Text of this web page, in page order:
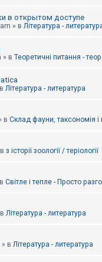
в открытом доступе
» в Література -
» в Теоретичні питання -
Література - литература
в Склад фауни, таксономія і
з історії зоології / теріології
Світле і тепле - Просто
Література - литература
» в Література - литература